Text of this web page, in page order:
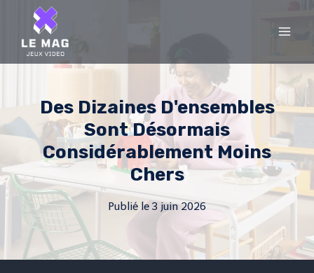
content
Des Dizaines D'ensembles
Sont Désormais
Considérablement Moins
Chers
Publié le 3 juin 2026